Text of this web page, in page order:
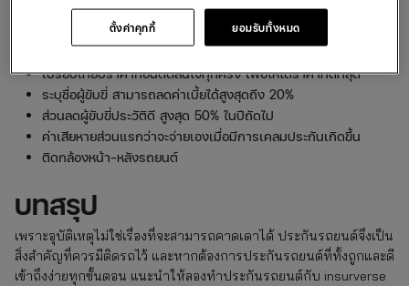
ช่วยให้ราคาเบี้ยประกันของคุณลดลง และมีเงินเหลือไปใช้ในส่วนอื่น ๆ
เปรียบเทียบราคาก่อนตัดสินใจทุกครั้ง เพื่อให้ได้ราคาที่ดีที่สุด
ระบุชื่อผู้ขับขี่ สามารถลดค่าเบี้ยได้สูงสุดถึง 20%
ส่วนลดผู้ขับขี่ประวัติดี สูงสุด 50% ในปีถัดไป
ค่าเสียหายส่วนแรกว่าจะจ่ายเองเมื่อมีการเคลมประกันเกิดขึ้น
ติดกล้องหน้า-หลังรถยนต์
บทสรุป
เพราะอุบัติเหตุไม่ใช่เรื่องที่จะสามารถคาดเดาได้ ประกันรถยนต์จึงเป็น
สิ่งสำคัญที่ควรมีติดรถไว้ และหากต้องการประกันรถยนต์ที่ทั้งถูกและดี
เข้าถึงง่ายทุกขั้นตอน แนะนำให้ลองทำประกันรถยนต์กับ insurverse
ยอมรับทั้งหมด
ตั้งค่าคุกกี้